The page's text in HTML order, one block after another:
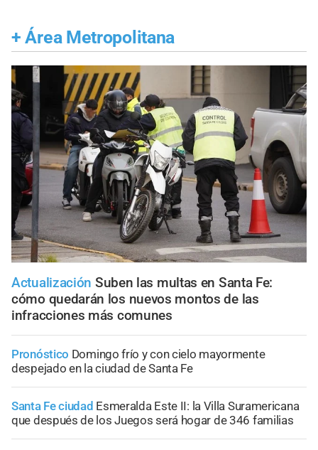
+ Área Metropolitana
Actualización Suben las multas en Santa Fe:
cómo quedarán los nuevos montos de las
infracciones más comunes
Pronóstico Domingo frío y con cielo mayormente
despejado en la ciudad de Santa Fe
Santa Fe ciudad Esmeralda Este II: la Villa Suramericana
que después de los Juegos será hogar de 346 familias